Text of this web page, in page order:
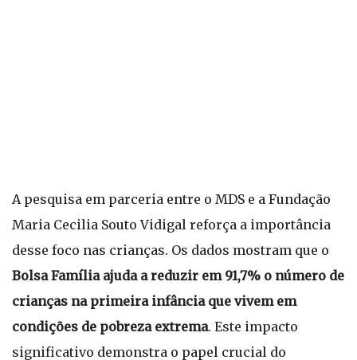
A pesquisa em parceria entre o MDS e a Fundação
Maria Cecilia Souto Vidigal reforça a importância
desse foco nas crianças. Os dados mostram que o
Bolsa Família ajuda a reduzir em 91,7% o número de
crianças na primeira infância que vivem em
condições de pobreza extrema. Este impacto
significativo demonstra o papel crucial do